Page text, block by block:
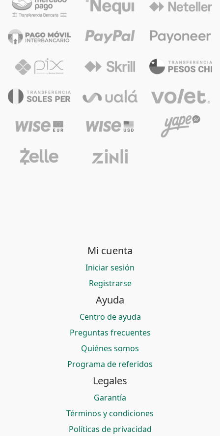
Mi cuenta
Iniciar sesión
Registrarse
Ayuda
Centro de ayuda
Preguntas frecuentes
Quiénes somos
Programa de referidos
Legales
Garantía
Términos y condiciones
Políticas de privacidad